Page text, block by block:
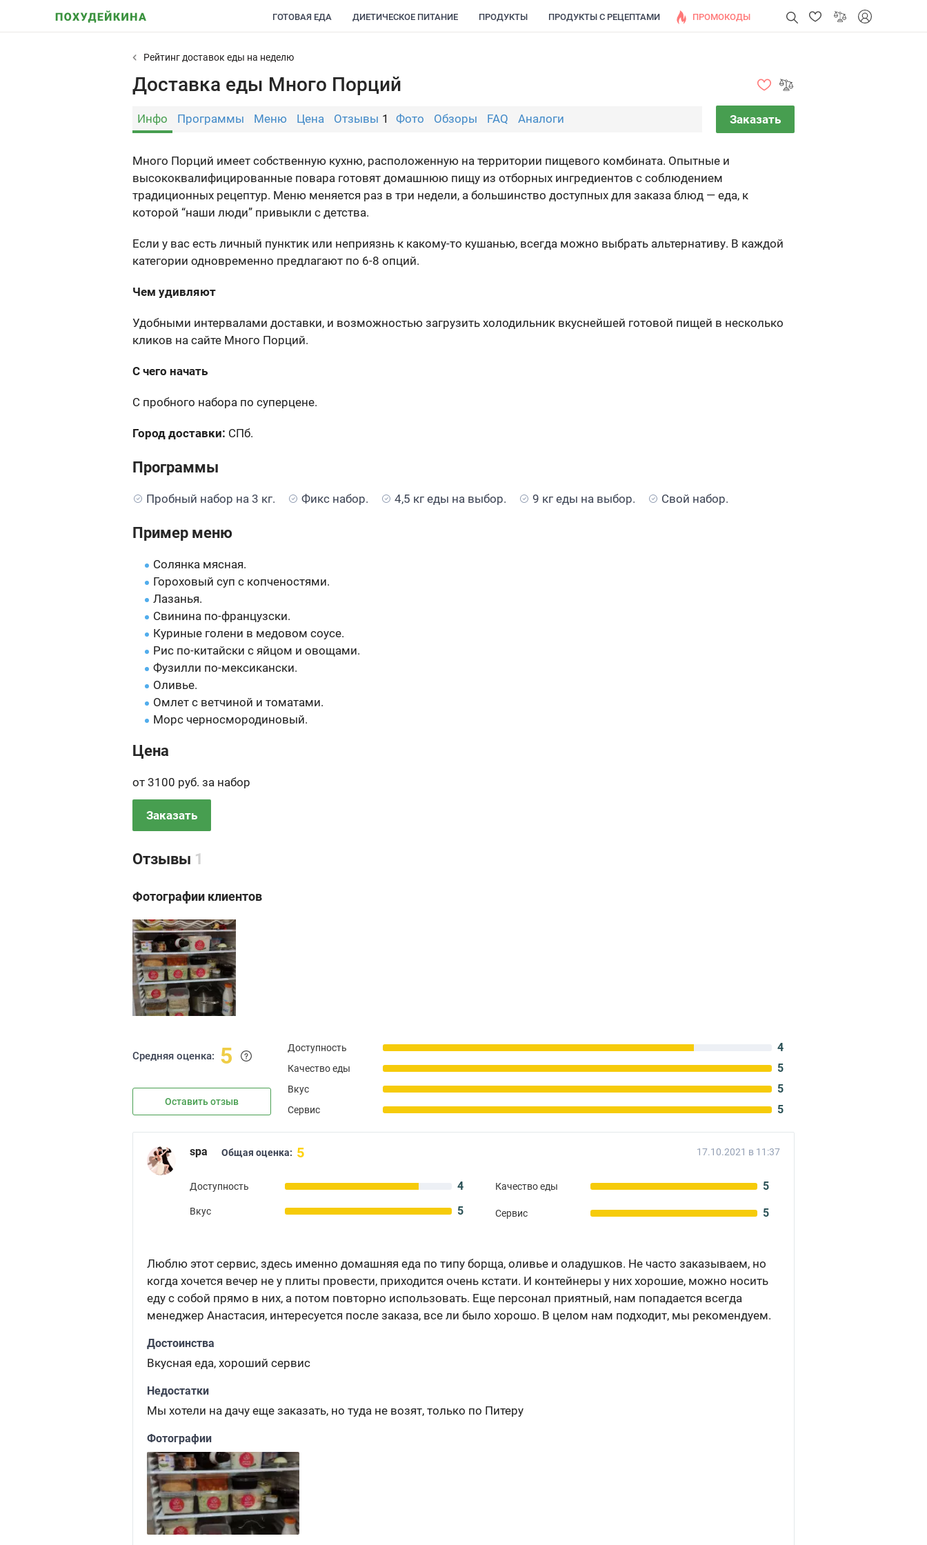
ГОТОВАЯ ЕДА ДИЕТИЧЕСКОЕ ПИТАНИЕ ПРОДУКТЫ ПРОДУКТЫ С РЕЦЕПТАМИ ПРОМОКОДЫ
Рейтинг доставок еды на неделю
Доставка еды Много Порций
Инфо Программы Меню Цена Отзывы 1 Фото Обзоры FAQ Аналоги Заказать
Много Порций имеет собственную кухню, расположенную на территории пищевого комбината. Опытные и
высококвалифицированные повара готовят домашнюю пищу из отборных ингредиентов с соблюдением
традиционных рецептур. Меню меняется раз в три недели, а большинство доступных для заказа блюд — еда, к
которой “наши люди” привыкли с детства.
Если у вас есть личный пунктик или неприязнь к какому-то кушанью, всегда можно выбрать альтернативу. В каждой
категории одновременно предлагают по 6-8 опций.
Чем удивляют
Удобными интервалами доставки, и возможностью загрузить холодильник вкуснейшей готовой пищей в несколько
кликов на сайте Много Порций.
С чего начать
С пробного набора по суперцене.
Город доставки: СПб.
Программы
Пробный набор на 3 кг. Фикс набор. 4,5 кг еды на выбор. 9 кг еды на выбор. Свой набор.
Пример меню
Солянка мясная.
Гороховый суп с копченостями.
Лазанья.
Свинина по-французски.
Куриные голени в медовом соусе.
Рис по-китайски с яйцом и овощами.
Фузилли по-мексикански.
Оливье.
Омлет с ветчиной и томатами.
Морс черносмородиновый.
Цена
от 3100 руб. за набор
Заказать
Отзывы 1
Фотографии клиентов
Средняя оценка: 5
Оставить отзыв
Доступность 4
Качество еды 5
Вкус 5
Сервис 5
spa Общая оценка: 5 17.10.2021 в 11:37
Доступность 4 Качество еды 5
Вкус 5 Сервис 5
Люблю этот сервис, здесь именно домашняя еда по типу борща, оливье и оладушков. Не часто заказываем, но
когда хочется вечер не у плиты провести, приходится очень кстати. И контейнеры у них хорошие, можно носить
еду с собой прямо в них, а потом повторно использовать. Еще персонал приятный, нам попадается всегда
менеджер Анастасия, интересуется после заказа, все ли было хорошо. В целом нам подходит, мы рекомендуем.
Достоинства
Вкусная еда, хороший сервис
Недостатки
Мы хотели на дачу еще заказать, но туда не возят, только по Питеру
Фотографии